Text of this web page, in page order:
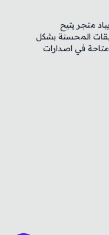
متجر يتيح
المحسنة بشكل
في اصدارات